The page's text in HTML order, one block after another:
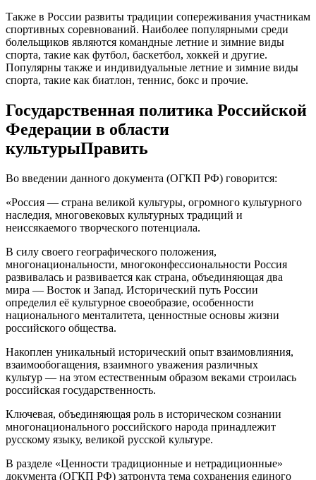
Также в России развиты традиции сопереживания участникам
спортивных соревнований. Наиболее популярными среди
болельщиков являются командные летние и зимние виды
спорта, такие как футбол, баскетбол, хоккей и другие.
Популярны также и индивидуальные летние и зимние виды
спорта, такие как биатлон, теннис, бокс и прочие.
Государственная политика Российской
Федерации в области
культурыПравить
Во введении данного документа (ОГКП РФ) говорится:
«Россия — страна великой культуры, огромного культурного
наследия, многовековых культурных традиций и
неиссякаемого творческого потенциала.
В силу своего географического положения,
многонациональности, многоконфессиональности Россия
развивалась и развивается как страна, объединяющая два
мира — Восток и Запад. Исторический путь России
определил её культурное своеобразие, особенности
национального менталитета, ценностные основы жизни
российского общества.
Накоплен уникальный исторический опыт взаимовлияния,
взаимообогащения, взаимного уважения различных
культур — на этом естественным образом веками строилась
российская государственность.
Ключевая, объединяющая роль в историческом сознании
многонационального российского народа принадлежит
русскому языку, великой русской культуре.
В разделе «Ценности традиционные и нетрадиционные»
документа (ОГКП РФ) затронута тема сохранения единого